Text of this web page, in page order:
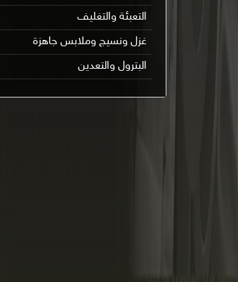
التعبئة والتغليف
غزل ونسيج وملابس جاهزة
البترول والتعدين